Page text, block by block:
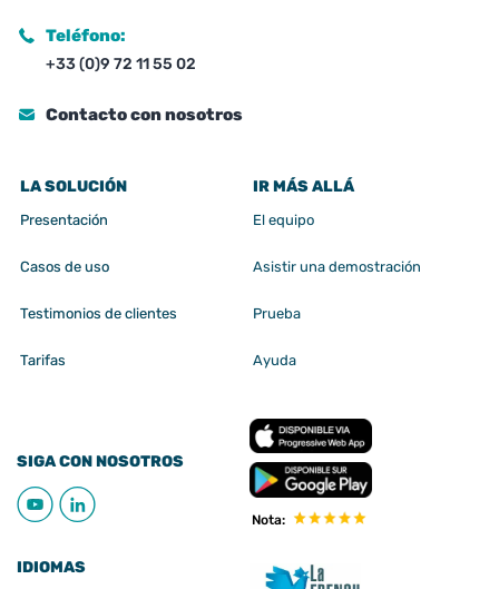
Teléfono:
+33 (0)9 72 11 55 02
Contacto con nosotros
LA SOLUCIÓN
Presentación
Casos de uso
Testimonios de clientes
Tarifas
IR MÁS ALLÁ
El equipo
Asistir una demostración
Prueba
Ayuda
SIGA CON NOSOTROS
IDIOMAS
Nota: